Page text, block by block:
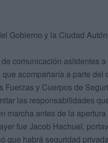
Gobierno y la Ciudad
comunicación asistentes
acompañaría a parte del
y Cuerpos de
las responsabilidades
antes de la apertura
fue Jacob Hachuel,
que habrá seguridad